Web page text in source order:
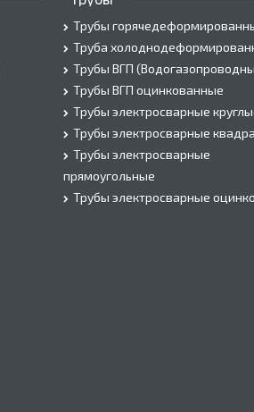
Трубы
Труба
Трубы ВГП
Трубы ВГП оцинкованные
Трубы электросварные
Трубы электросварные
Трубы электросварные
прямоугольные
Трубы электросварные